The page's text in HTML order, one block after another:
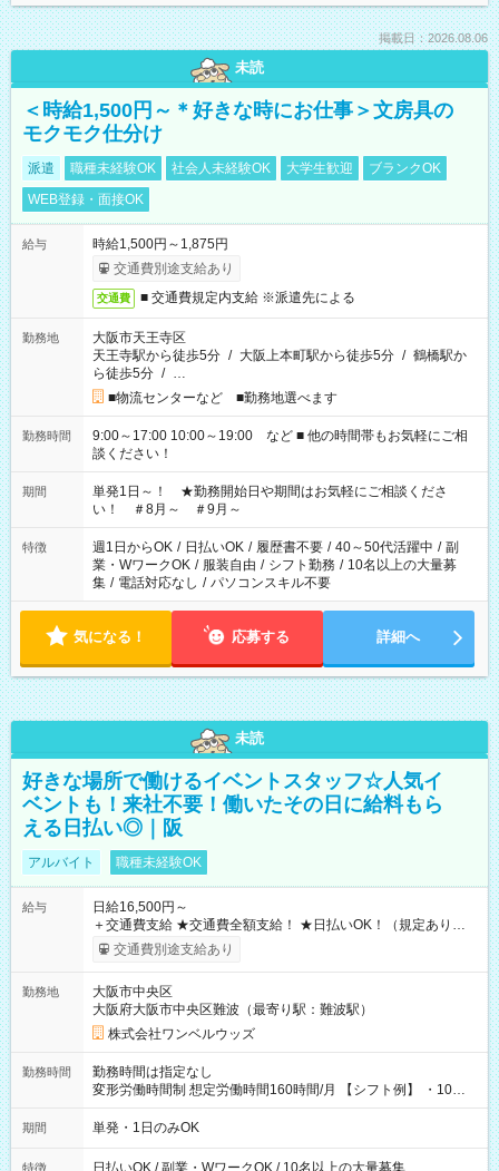
掲載日：2026.08.06
未読
＜時給1,500円～＊好きな時にお仕事＞文房具の
モクモク仕分け
派遣 職種未経験OK 社会人未経験OK 大学生歓迎
ブランクOK
WEB登録・面接OK
給与
時給1,500円～1,875円
交通費別途支給あり
交通費 ■ 交通費規定内支給 ※派遣先による
勤務地
大阪市天王寺区
天王寺駅から徒歩5分 / 大阪上本町駅から徒歩5分 / 鶴橋駅か
ら徒歩5分 / …
■物流センターなど ■勤務地選べます
勤務時間
9:00～17:00 10:00～19:00 など ■ 他の時間帯もお気軽にご相
談ください！
期間
単発1日～！ ★勤務開始日や期間はお気軽にご相談くださ
い！ ＃8月～ ＃9月～
特徴 週1日からOK / 日払いOK / 履歴書不要 / 40～50代活躍中 / 副
業・WワークOK / 服装自由 / シフト勤務 / 10名以上の大量募
集 / 電話対応なし / パソコンスキル不要
気になる！ 応募する 詳細へ
未読
好きな場所で働けるイベントスタッフ☆人気イ
ベントも！来社不要！働いたその日に給料もら
える日払い◎｜阪
アルバイト 職種未経験OK
給与
日給16,500円～
＋交通費支給 ★交通費全額支給！ ★日払いOK！（規定あり） ┗
働いたその日に現金GET♪ お仕事後はコンビニATMから 日払
交通費別途支給あり
勤務地
大阪市中央区
大阪府大阪市中央区難波（最寄り駅：難波駅）
株式会社ワンベルウッズ
勤務時間
勤務時間は指定なし
変形労働時間制 想定労働時間160時間/月 【シフト例】 ・10：
00～20：00
期間 単発・1日のみOK
特徴 日払いOK / 副業・WワークOK / 10名以上の大量募集